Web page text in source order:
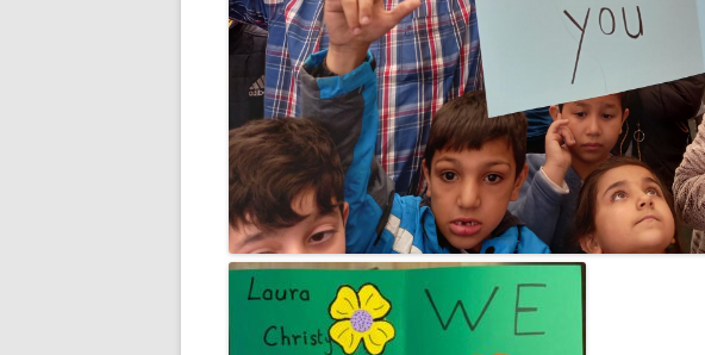
RISULTATI DEL 2019
RISULTATI DEL 2018
RISULTATI DEL 2017
RISULTATI DEL 2016
RISULTATI DEL 2015
RISULTATI DEL 2014
RISULTATI DEL 2013